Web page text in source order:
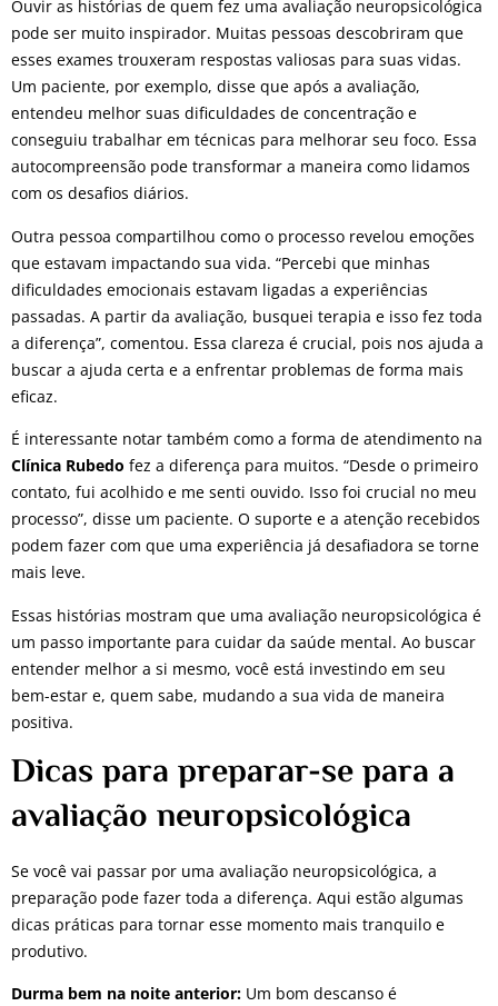
Ouvir as histórias de quem fez uma avaliação neuropsicológica
pode ser muito inspirador. Muitas pessoas descobriram que
esses exames trouxeram respostas valiosas para suas vidas.
Um paciente, por exemplo, disse que após a avaliação,
entendeu melhor suas dificuldades de concentração e
conseguiu trabalhar em técnicas para melhorar seu foco. Essa
autocompreensão pode transformar a maneira como lidamos
com os desafios diários.
Outra pessoa compartilhou como o processo revelou emoções
que estavam impactando sua vida. “Percebi que minhas
dificuldades emocionais estavam ligadas a experiências
passadas. A partir da avaliação, busquei terapia e isso fez toda
a diferença”, comentou. Essa clareza é crucial, pois nos ajuda a
buscar a ajuda certa e a enfrentar problemas de forma mais
eficaz.
É interessante notar também como a forma de atendimento na
Clínica Rubedo fez a diferença para muitos. “Desde o primeiro
contato, fui acolhido e me senti ouvido. Isso foi crucial no meu
processo”, disse um paciente. O suporte e a atenção recebidos
podem fazer com que uma experiência já desafiadora se torne
mais leve.
Essas histórias mostram que uma avaliação neuropsicológica é
um passo importante para cuidar da saúde mental. Ao buscar
entender melhor a si mesmo, você está investindo em seu
bem-estar e, quem sabe, mudando a sua vida de maneira
positiva.
Dicas para preparar-se para a
avaliação neuropsicológica
Se você vai passar por uma avaliação neuropsicológica, a
preparação pode fazer toda a diferença. Aqui estão algumas
dicas práticas para tornar esse momento mais tranquilo e
produtivo.
Durma bem na noite anterior: Um bom descanso é